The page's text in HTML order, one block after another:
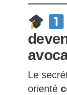
Le
orienté